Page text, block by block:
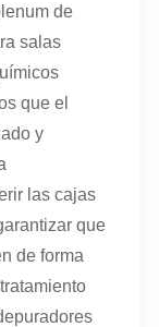
de
salas
que el
y
las cajas
que
de forma